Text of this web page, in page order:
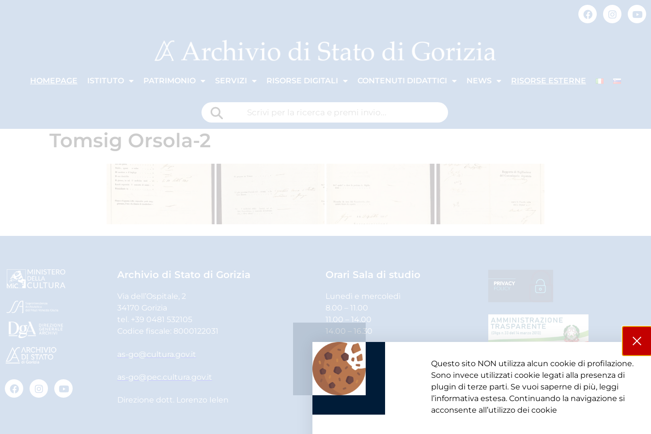
HOMEPAGE ISTITUTO PATRIMONIO SERVIZI RISORSE DIGITALI CONTENUTI DIDATTICI NEWS RISORSE ESTERNE
Tomsig Orsola-2
Archivio di Stato di Gorizia
Via dell’Ospitale, 2
34170 Gorizia
tel. +39 0481 532105
Codice fiscale: 8000122031
as-go@cultura.gov.it
as-go@pec.cultura.gov.it
Direzione dott. Lorenzo Ielen
Orari Sala di studio
Lunedì e mercoledì
8.00 – 11.00
11.00 – 14.00
14.00 – 16.30
Martedì, giovedì e venerdì
8.00 – 11.00
11.00 – 14.00
Questo sito NON utilizza alcun cookie di profilazione.
Sono invece utilizzati cookie legati alla presenza di
plugin di terze parti. Se vuoi saperne di più, leggi
l’informativa estesa. Continuando la navigazione si
acconsente all’utilizzo dei cookie​